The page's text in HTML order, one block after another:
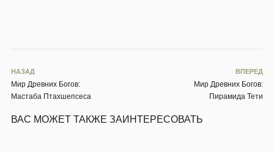
НАЗАД
Мир Древних Богов:
Мастаба Птахшепсеса
ВПЕРЕД
Мир Древних Богов:
Пирамида Тети
ВАС МОЖЕТ ТАКЖЕ ЗАИНТЕРЕСОВАТЬ